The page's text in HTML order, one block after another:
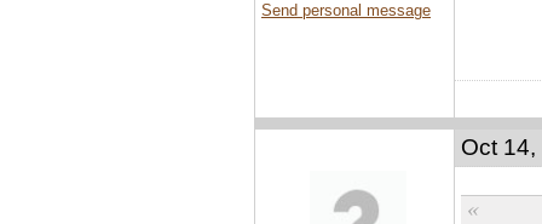
Send personal message
Oct